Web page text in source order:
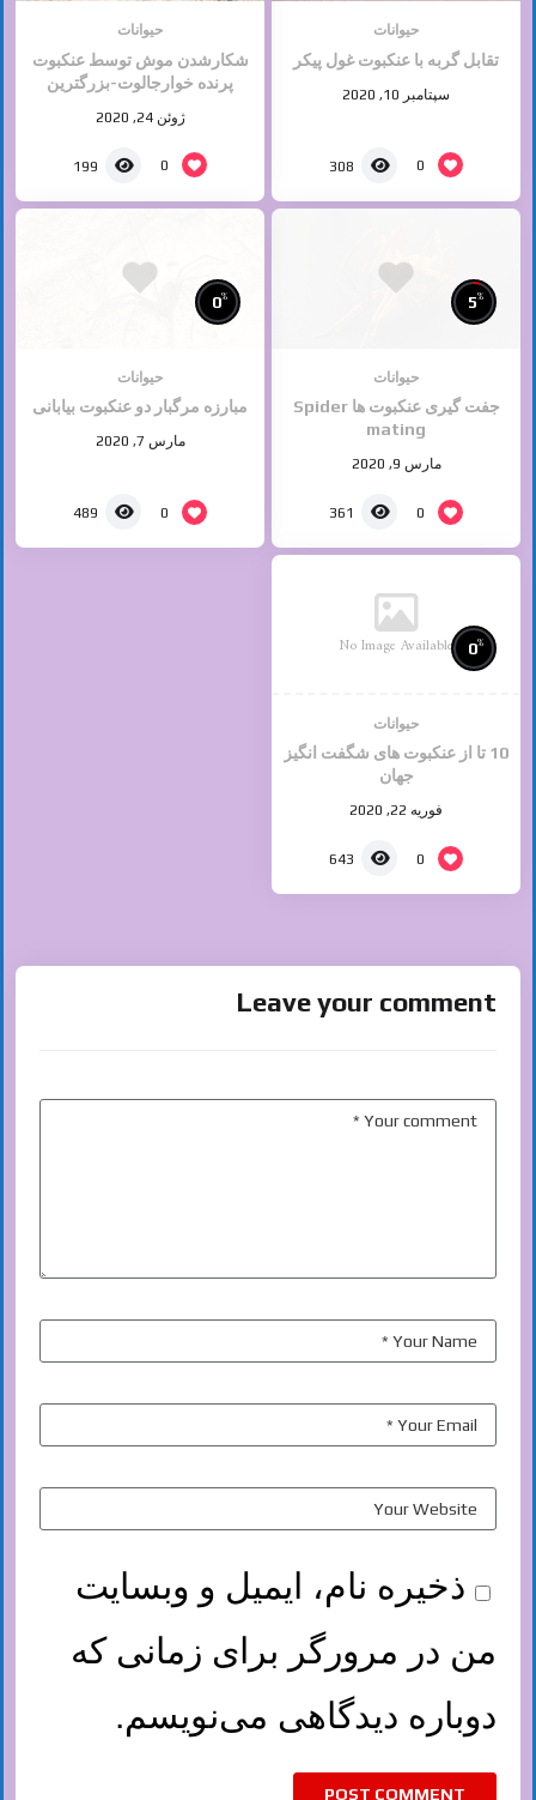
حیوانات
تقابل گربه با عنکبوت غول پیکر
سپتامبر 10, 2020
0
308
حیوانات
شکارشدن موش توسط عنکبوت
پرنده خوارجالوت-بزرگترین
ژوئن 24, 2020
0
199
5%
حیوانات
جفت گیری عنکبوت ها Spider
mating
مارس 9, 2020
0
361
0%
حیوانات
مبارزه مرگبار دو عنکبوت بیابانی
مارس 7, 2020
0
489
No Image Available 0%
حیوانات
10 تا از عنکبوت های شگفت انگیز
جهان
فوریه 22, 2020
0
643
Leave your comment
ذخیره نام، ایمیل و وبسایت
من در مرورگر برای زمانی که
دوباره دیدگاهی می‌نویسم.